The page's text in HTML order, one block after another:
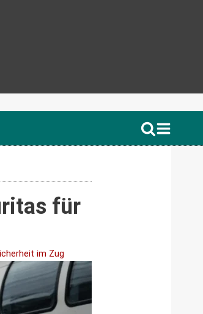
für
im Zug